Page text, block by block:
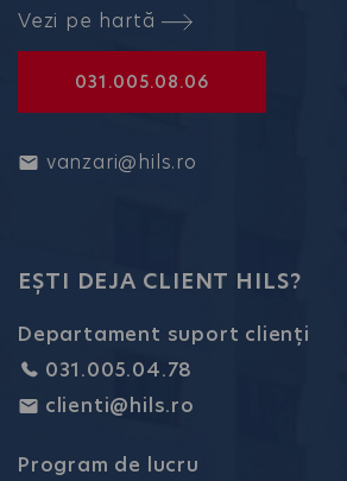
Vezi pe hartă
031.005.08.06
vanzari@hils.ro
EȘTI DEJA CLIENT HILS?
Departament suport clienți
031.005.04.78
clienti@hils.ro
Program de lucru